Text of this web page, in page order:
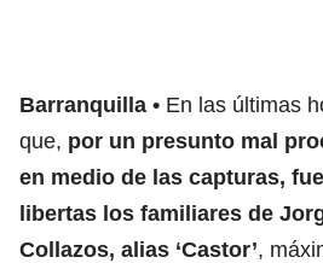
Barranquilla
En las últimas
que, por un presunto mal
en medio de las capturas,
libertas los familiares de
Collazos, alias ‘Castor’,